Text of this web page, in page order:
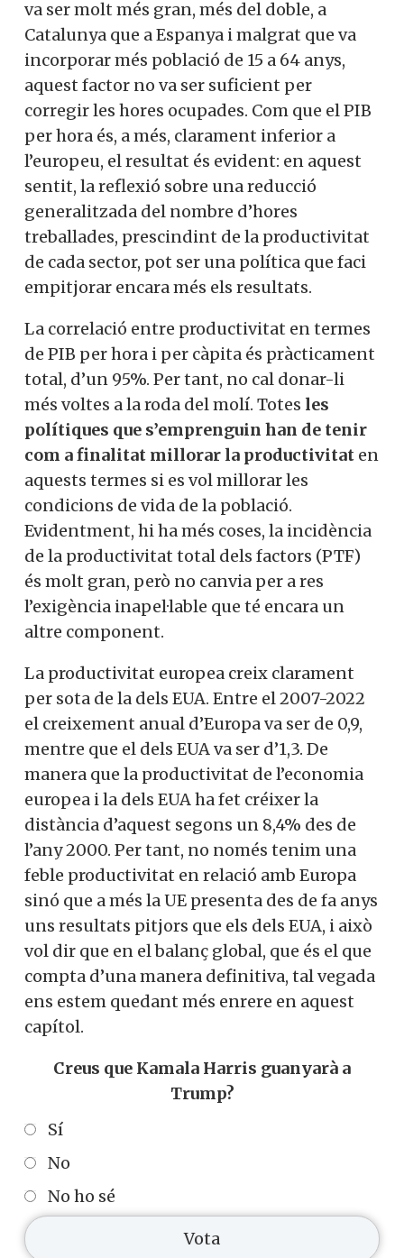
va ser molt més gran, més del doble, a
Catalunya que a Espanya i malgrat que va
incorporar més població de 15 a 64 anys,
aquest factor no va ser suficient per
corregir les hores ocupades. Com que el PIB
per hora és, a més, clarament inferior a
l’europeu, el resultat és evident: en aquest
sentit, la reflexió sobre una reducció
generalitzada del nombre d’hores
treballades, prescindint de la productivitat
de cada sector, pot ser una política que faci
empitjorar encara més els resultats.
La correlació entre productivitat en termes
de PIB per hora i per càpita és pràcticament
total, d’un 95%. Per tant, no cal donar-li
més voltes a la roda del molí. Totes les
polítiques que s’emprenguin han de tenir
com a finalitat millorar la productivitat en
aquests termes si es vol millorar les
condicions de vida de la població.
Evidentment, hi ha més coses, la incidència
de la productivitat total dels factors (PTF)
és molt gran, però no canvia per a res
l’exigència inapel·lable que té encara un
altre component.
La productivitat europea creix clarament
per sota de la dels EUA. Entre el 2007-2022
el creixement anual d’Europa va ser de 0,9,
mentre que el dels EUA va ser d’1,3. De
manera que la productivitat de l’economia
europea i la dels EUA ha fet créixer la
distància d’aquest segons un 8,4% des de
l’any 2000. Per tant, no només tenim una
feble productivitat en relació amb Europa
sinó que a més la UE presenta des de fa anys
uns resultats pitjors que els dels EUA, i això
vol dir que en el balanç global, que és el que
compta d’una manera definitiva, tal vegada
ens estem quedant més enrere en aquest
capítol.
Creus que Kamala Harris guanyarà a
Trump?
Sí
No
No ho sé